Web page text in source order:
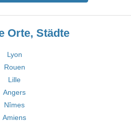
Orte, Städte
Lyon
Rouen
Lille
Angers
Nîmes
Amiens